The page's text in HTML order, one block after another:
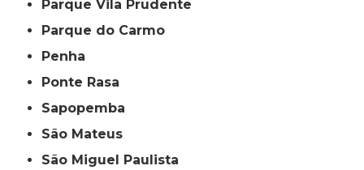
Parque Vila Prudente
Parque do Carmo
Penha
Ponte Rasa
Sapopemba
São Mateus
São Miguel Paulista